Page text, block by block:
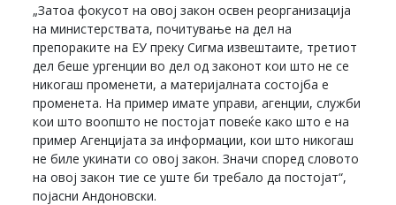
„Затоа фокусот на овој закон освен реорганизација
на министерствата, почитување на дел на
препораките на ЕУ преку Сигма извештаите, третиот
дел беше ургенции во дел од законот кои што не се
никогаш променети, а материјалната состојба е
променета. На пример имате управи, агенции, служби
кои што воопшто не постојат повеќе како што е на
пример Агенцијата за информации, кои што никогаш
не биле укинати со овој закон. Значи според словото
на овој закон тие се уште би требало да постојат“,
појасни Андоновски.